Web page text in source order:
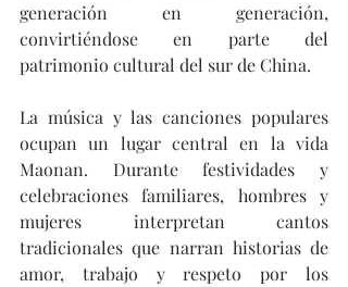
generación en generación,
convirtiéndose en parte del
patrimonio cultural del sur de China.
La música y las canciones populares
ocupan un lugar central en la vida
Maonan. Durante festividades y
celebraciones familiares, hombres y
mujeres interpretan cantos
tradicionales que narran historias de
amor, trabajo y respeto por los